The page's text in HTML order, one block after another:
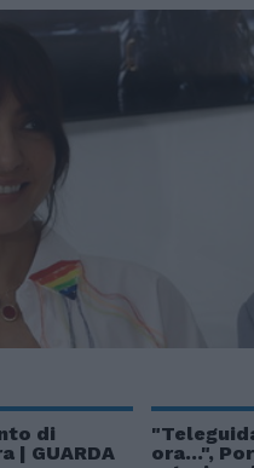
di
| GUARDA
ora...",